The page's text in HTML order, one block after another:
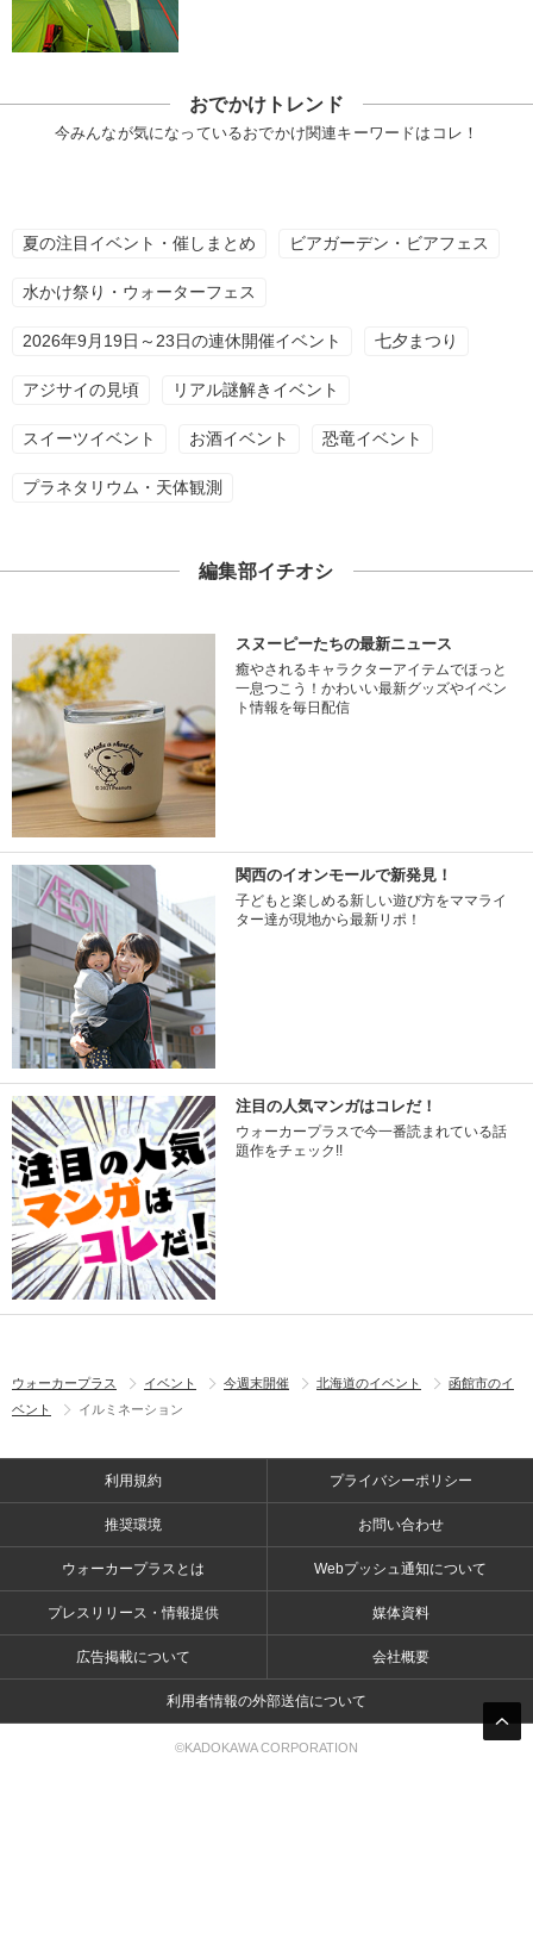
おでかけトレンド
今みんなが気になっているおでかけ関連キーワードはコレ！
夏の注目イベント・催しまとめ ビアガーデン・ビアフェス
水かけ祭り・ウォーターフェス
2026年9月19日～23日の連休開催イベント 七夕まつり
アジサイの見頃 リアル謎解きイベント
スイーツイベント お酒イベント 恐竜イベント
プラネタリウム・天体観測
編集部イチオシ
スヌーピーたちの最新ニュース
癒やされるキャラクターアイテムでほっと
一息つこう！かわいい最新グッズやイベン
ト情報を毎日配信
関西のイオンモールで新発見！
子どもと楽しめる新しい遊び方をママライ
ター達が現地から最新リポ！
注目の人気マンガはコレだ！
ウォーカープラスで今一番読まれている話
題作をチェック!!
ウォーカープラス イベント 今週末開催 北海道のイベント
函館市のイ
ベント
イルミネーション
利用規約 プライバシーポリシー
推奨環境 お問い合わせ
ウォーカープラスとは Webプッシュ通知について
プレスリリース・情報提供 媒体資料
広告掲載について 会社概要
利用者情報の外部送信について
©KADOKAWA CORPORATION